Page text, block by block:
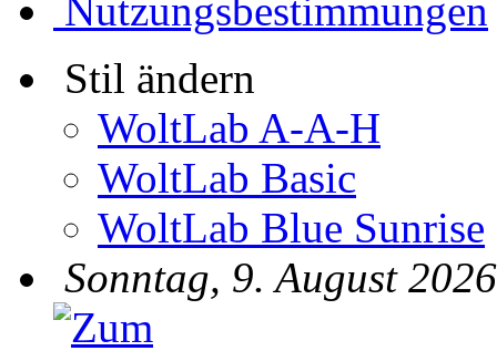
Nutzungsbestimmungen
Stil ändern
WoltLab A-A-H
WoltLab Basic
WoltLab Blue Sunrise
Sonntag, 9. August